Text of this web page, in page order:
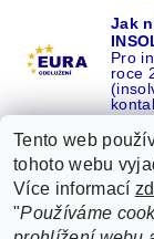
Jak
Pro
roce
Recenze o NÁS
Tento web
tohoto webu
Více informací
"Používáme